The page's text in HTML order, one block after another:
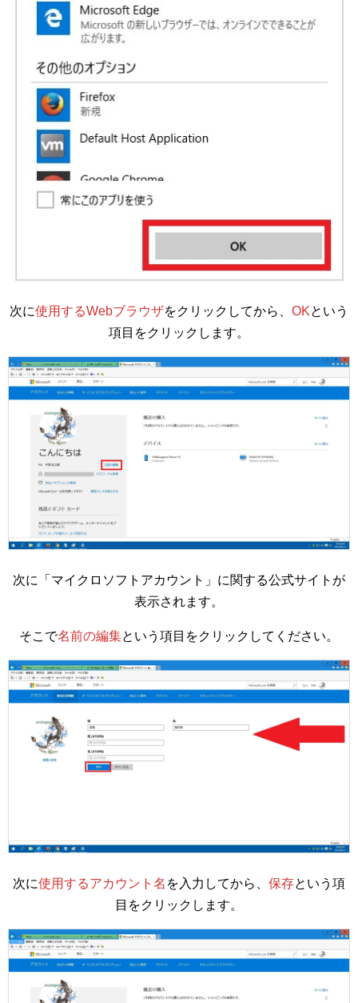
次に使用するWebブラウザをクリックしてから、 OKという
項目をクリックします。
次に「マイクロソフトアカウント」に関する公式サイトが
表示されます。
そこで名前の編集という項目をクリックしてください。
次に使用するアカウント名 を入力してから、 保存という項
目をクリックします。